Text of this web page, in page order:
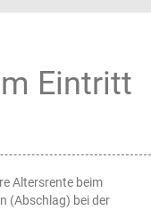
Eintritt
Altersrente beim
(Abschlag) bei der